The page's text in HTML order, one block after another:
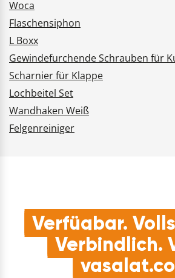
Woca
Flaschensiphon
L Boxx
Gewindefurchende Schrauben für
Scharnier für Klappe
Lochbeitel Set
Wandhaken Weiß
Felgenreiniger
Verfügbar.
Verbindlich.